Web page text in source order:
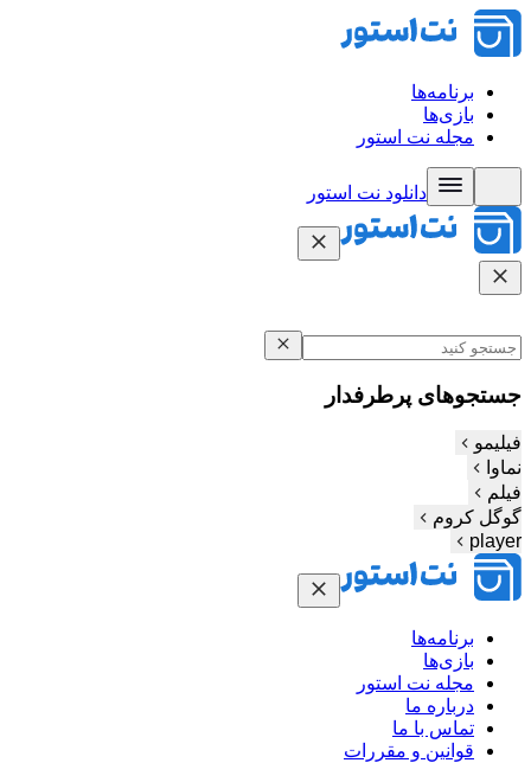
برنامه‌ها
بازی‌ها
مجله نت استور
دانلود نت‌ استور
جستجوهای پرطرفدار
فیلیمو
نماوا
فیلم‌
گوگل کروم
player
برنامه‌ها
بازی‌ها
مجله نت استور
درباره ما
تماس با ما
قوانین و مقررات